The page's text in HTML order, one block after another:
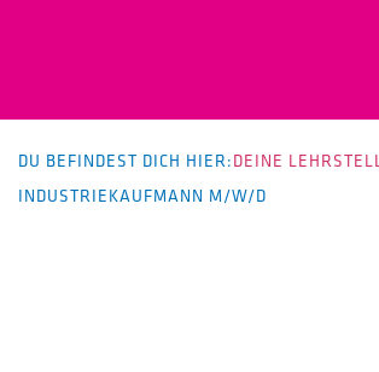
DU BEFINDEST DICH HIER:DEINE
INDUSTRIEKAUFMANN M/W/D